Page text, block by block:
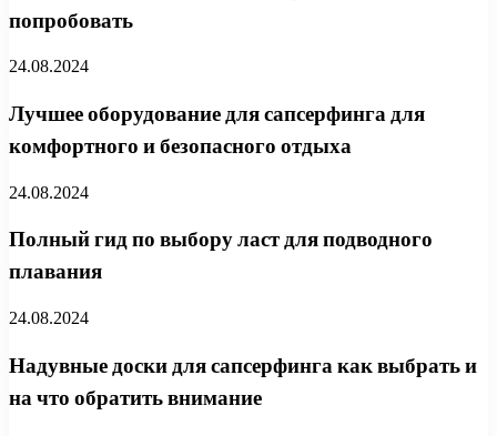
попробовать
24.08.2024
Лучшее оборудование для сапсерфинга для
комфортного и безопасного отдыха
24.08.2024
Полный гид по выбору ласт для подводного
плавания
24.08.2024
Надувные доски для сапсерфинга как выбрать и
на что обратить внимание